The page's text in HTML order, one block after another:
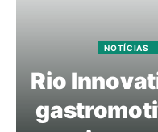
NOTÍCIAS
Rio